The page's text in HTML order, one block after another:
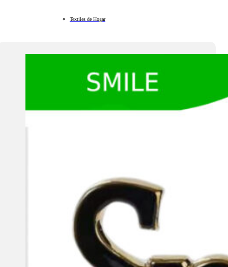
Textiles de Hogar